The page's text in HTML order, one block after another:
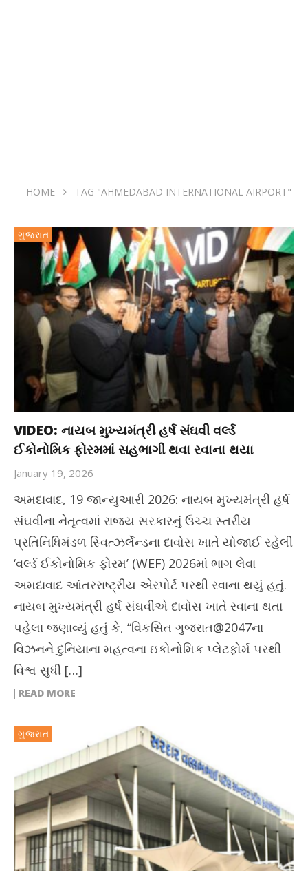
HOME TAG "AHMEDABAD INTERNATIONAL AIRPORT"
ગુજરાત
VIDEO: નાયબ મુખ્યમંત્રી હર્ષ સંઘવી વર્લ્ડ
ઈકોનોમિક ફોરમમાં સહભાગી થવા રવાના થયા
January 19, 2026
અમદાવાદ, 19 જાન્યુઆરી 2026: નાયબ મુખ્યમંત્રી હર્ષ
સંઘવીના નેતૃત્વમાં રાજ્ય સરકારનું ઉચ્ચ સ્તરીય
પ્રતિનિધિમંડળ સ્વિત્ઝર્લેન્ડના દાવોસ ખાતે યોજાઈ રહેલી
‘વર્લ્ડ ઈકોનોમિક ફોરમ’ (WEF) 2026માં ભાગ લેવા
અમદાવાદ આંતરરાષ્ટ્રીય એરપોર્ટ પરથી રવાના થયું હતું.
નાયબ મુખ્યમંત્રી હર્ષ સંઘવીએ દાવોસ ખાતે રવાના થતા
પહેલા જણાવ્યું હતું કે, “વિકસિત ગુજરાત@2047ના
વિઝનને દુનિયાના મહત્વના ઇકોનોમિક પ્લેટફોર્મ પરથી
વિશ્વ સુધી […]
READ MORE
ગુજરાત